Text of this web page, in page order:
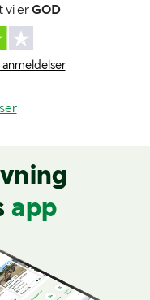
vi erGOD
app